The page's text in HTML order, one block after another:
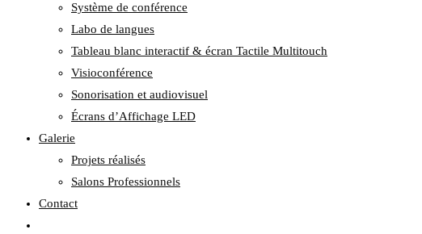
Système de conférence
Labo de langues
Tableau blanc interactif & écran Tactile Multitouch
Visioconférence
Sonorisation et audiovisuel
Écrans d’Affichage LED
Galerie
Projets réalisés
Salons Professionnels
Contact